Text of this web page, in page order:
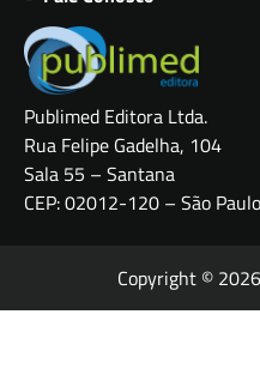
Publimed Editora Ltda.
Rua Felipe Gadelha, 104
Sala 55 – Santana
CEP: 02012-120 – São
Copyright © 2026